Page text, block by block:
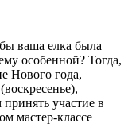
ваша елка была
особенной? Тогда,
Нового года,
(воскресенье),
участие в
мастер-классе